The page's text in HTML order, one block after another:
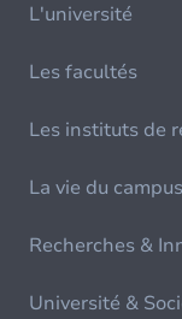
L'université
Les facultés
Les instituts de
La vie du campus
Recherches &
Université &